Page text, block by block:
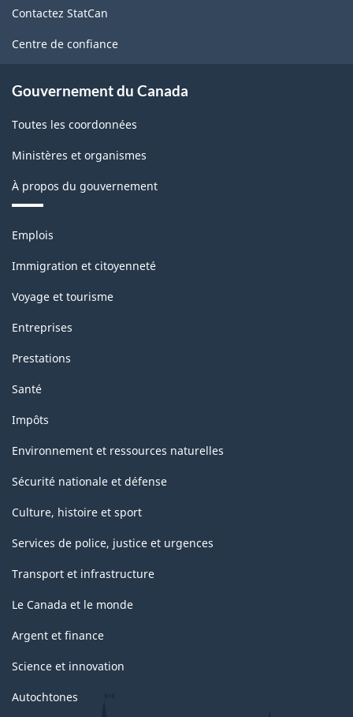
ce
site
Contactez StatCan
Centre de confiance
Gouvernement du Canada
Toutes les coordonnées
Ministères et organismes
À propos du gouvernement
Thèmes
sujets
Emplois
Immigration et citoyenneté
Voyage et tourisme
Entreprises
Prestations
Santé
Impôts
Environnement et ressources naturelles
Sécurité nationale et défense
Culture, histoire et sport
Services de police, justice et urgences
Transport et infrastructure
Le Canada et le monde
Argent et finance
Science et innovation
Autochtones